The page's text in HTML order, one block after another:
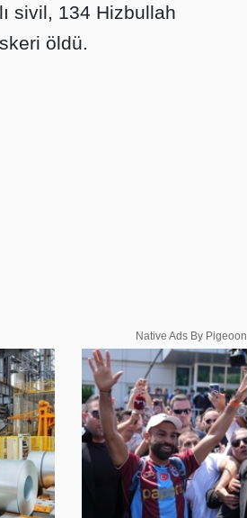
sivil, 134 Hizbullah
öldü.
Native Ads By Pigeoon